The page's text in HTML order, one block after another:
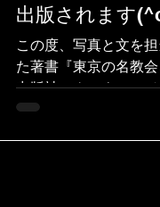
出版されます
この度、写真と文を
た著書『東京の名教
出版社エクスナレッ
スマス直前に出版され